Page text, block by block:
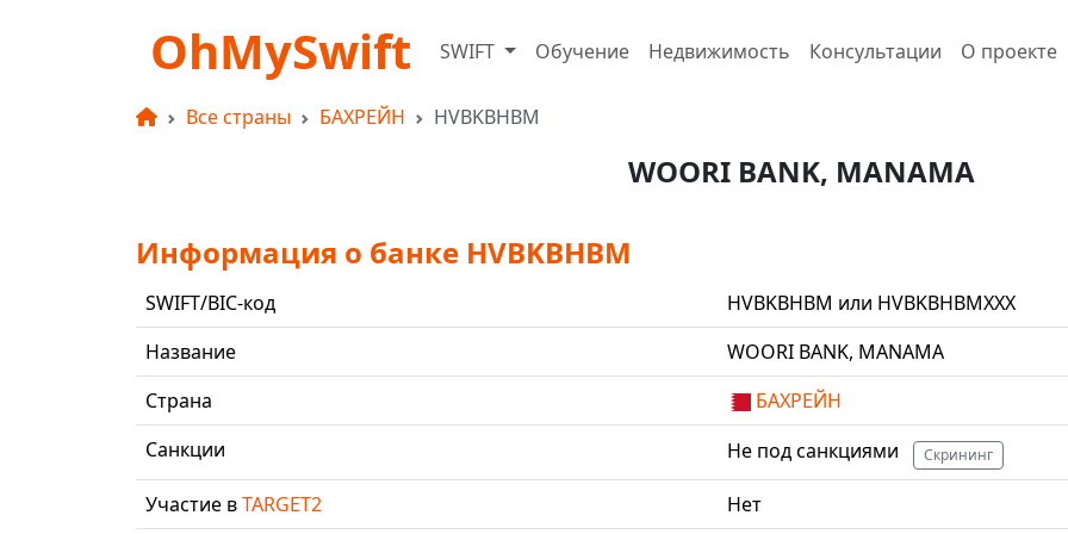
OhMySwift SWIFT Обучение Недвижимость Консультации О проекте
Все страны БАХРЕЙН HVBKBHBM
WOORI BANK, MANAMA
Информация о банке HVBKBHBM
SWIFT/BIC-код
HVBKBHBM или HVBKBHBMXXX
Название
WOORI BANK, MANAMA
Страна
БАХРЕЙН
Санкции
Не под санкциями Скрининг
Участие вTARGET2 Нет